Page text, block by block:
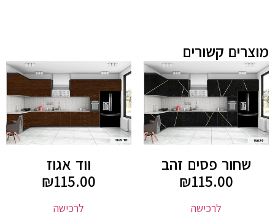
מוצרים קשורים
שחור פסים זהב
₪115.00
לרכישה
ווד אגוז
₪115.00
לרכישה